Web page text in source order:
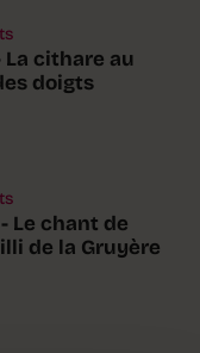
La cithare au
doigts
- Le chant de
de la Gruyère